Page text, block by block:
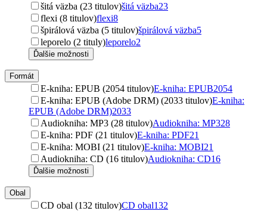
šitá väzba (23 titulov)šitá väzba23
flexi (8 titulov)flexi8
špirálová väzba (5 titulov)špirálová väzba5
leporelo (2 tituly)leporelo2
Ďalšie možnosti
Formát
E-kniha: EPUB (2054 titulov)E-kniha: EPUB2054
E-kniha: EPUB (Adobe DRM) (2033 titulov)E-kniha:
EPUB (Adobe DRM)2033
Audiokniha: MP3 (28 titulov)Audiokniha: MP328
E-kniha: PDF (21 titulov)E-kniha: PDF21
E-kniha: MOBI (21 titulov)E-kniha: MOBI21
Audiokniha: CD (16 titulov)Audiokniha: CD16
Ďalšie možnosti
Obal
CD obal (132 titulov)CD obal132